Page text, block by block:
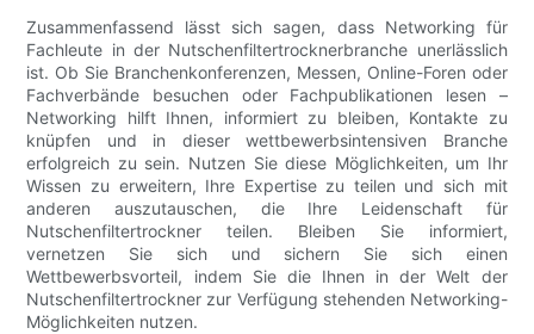
Zusammenfassend lässt sich sagen, dass Networking für
Fachleute in der Nutschenfiltertrocknerbranche unerlässlich
ist. Ob Sie Branchenkonferenzen, Messen, Online-Foren oder
Fachverbände besuchen oder Fachpublikationen lesen –
Networking hilft Ihnen, informiert zu bleiben, Kontakte zu
knüpfen und in dieser wettbewerbsintensiven Branche
erfolgreich zu sein. Nutzen Sie diese Möglichkeiten, um Ihr
Wissen zu erweitern, Ihre Expertise zu teilen und sich mit
anderen auszutauschen, die Ihre Leidenschaft für
Nutschenfiltertrockner teilen. Bleiben Sie informiert,
vernetzen Sie sich und sichern Sie sich einen
Wettbewerbsvorteil, indem Sie die Ihnen in der Welt der
Nutschenfiltertrockner zur Verfügung stehenden Networking-
Möglichkeiten nutzen.